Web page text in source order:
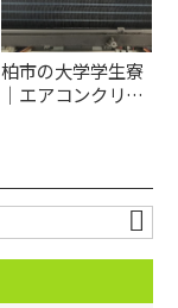
柏市の大学学生寮
│エアコンクリ…